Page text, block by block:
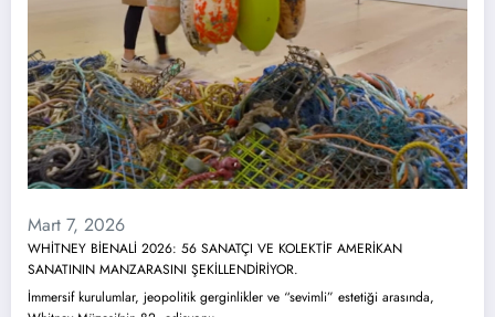
Mart 7, 2026
WHİTNEY BİENALİ 2026: 56 SANATÇI VE KOLEKTİF AMERİKAN
SANATININ MANZARASINI ŞEKİLLENDİRİYOR.
İmmersif kurulumlar, jeopolitik gerginlikler ve “sevimli” estetiği arasında,